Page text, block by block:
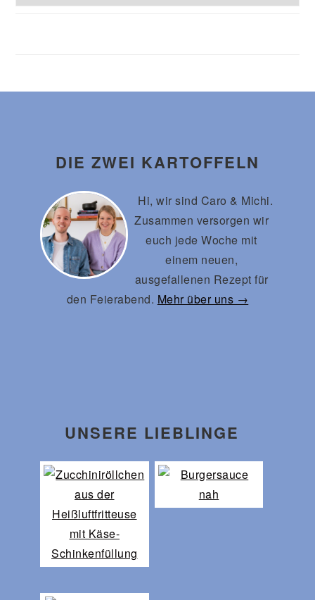
DIE ZWEI KARTOFFELN
Hi, wir sind Caro & Michi.
Zusammen versorgen wir
euch jede Woche mit
einem neuen,
ausgefallenen Rezept für
den Feierabend. Mehr über uns →
UNSERE LIEBLINGE